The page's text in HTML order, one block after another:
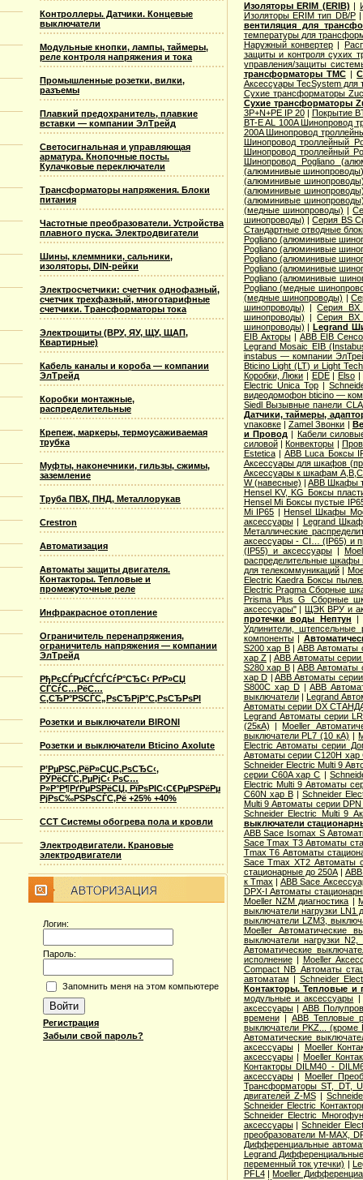
Контроллеры. Датчики. Концевые
выключатели
Модульные кнопки, лампы, таймеры,
реле контроля напряжения и тока
Промышленные розетки, вилки,
разъемы
Плавкий предохранитель, плавкие
вставки — компании ЭлТрейд
Светосигнальная и управляющая
арматура. Кнопочные посты.
Кулачковые переключатели
Трансформаторы напряжения. Блоки
питания
Частотные преобразователи. Устройства
плавного пуска. Электродвигатели
Шины, клеммники, сальники,
изоляторы, DIN-рейки
Электросчетчики: счетчик однофазный,
счетчик трехфазный, многотарифные
счетчики. Трансформаторы тока
Электрощиты (ВРУ, ЯУ, ЩУ, ЩАП,
Квартирные)
Кабель каналы и короба — компании
ЭлТрейд
Коробки монтажные,
распределительные
Крепеж, маркеры, термоусаживаемая
трубка
Муфты, наконечники, гильзы, сжимы,
заземление
Труба ПВХ, ПНД, Металлорукав
Crestron
Автоматизация
Автоматы защиты двигателя.
Контакторы. Тепловые и
промежуточные реле
Инфракрасное отопление
Ограничитель перенапряжения,
ограничитель напряжения — компании
ЭлТрейд
РђРєСЃРµСЃСЃСѓР°СЂС‹ РґР»СЏ
СЃСѓС…РёС…
С‚СЂР°РЅСЃС„РѕСЂРјР°С‚РѕСЂРѕРІ
Розетки и выключатели BIRONI
Розетки и выключатели Bticino Axolute
Р’РµРЅС‚РёР»СЏС‚РѕСЂС‹,
РЎРёСЃС‚РµРјС‹ РѕС…
Р»Р°Р¶РґРµРЅРёСЏ, РїРѕРІС‹С€РµРЅРёРµ
РјРѕС‰РЅРѕСЃС‚Рё +25% +40%
ССТ Системы обогрева пола и кровли
Электродвигатели. Крановые
электродвигатели
Логин:
Пароль:
Запомнить меня на этом компьютере
Регистрация
Забыли свой пароль?
Изоляторы ERIM (ERIB) |
Изоляторы ERIM тип DB/P
вентиляция для
температуры для
Наружный конвертер |
защиты и контроля сухих
управления/защиты
трансформаторы TMC|
Аксессуары TecSystem для
Сухие трансформаторы
Сухие трансформаторы
3P+N+PE IP 20| Покрытие
BT-E AL 100A Шинопровод
200A Шинопровод
Шинопровод троллейный
Шинопровод троллейный
Шинопровод Pogliano
(алюминивые
(алюминивые
(алюминивые
(алюминивые
(медные шинопроводы) |
шинопроводы) |Серия ВS
Стандартные отводные
Pogliano (алюминивые
Pogliano (алюминивые
Pogliano (алюминивые
Pogliano (алюминивые
Pogliano (алюминивые
Pogliano (медные
(медные шинопроводы) |
шинопроводы) |Серия ВХ
шинопроводы) |Серия ВХ
шинопроводы) | Legrand
EIB Акторы| ABB EIB
Legrand Mosaic ЕIB
instabus — компании
Bticino Light (LT) и Light
Коробки, Люки | EDE| Elso|
Electric Unica Top|
видеодомофон bticino —
Siedl Вызывные панели
Датчики, таймеры,
упаковке|Zamel Звонки |
и Провод | Кабели
силовой|Конвекторы |
Estetica| ABB Luca Боксы
Аксессуары для шкафов
Аксессуары к шкафам
W (навесные) |ABB Шкафы
Hensel KV, KG Боксы
Hensel Mi Боксы пустые
Mi IP65 |Hensel Шкафы
аксессуары| Legrand
Металлические
аксессуары - CI… (IP65) и
(IP55) и аксессуары|
распределительные
для телекоммуникаций|
Electric Kaedra Боксы
Electric Pragma Сборные
Prisma Plus G Сборные
аксессуары"|ЩЭК ВРУ и
протечки воды Нептун
Удлинители, штепсельные
компоненты|
S200 хар B| ABB Автоматы
хар Z| ABB Автоматы
S280 хар B| ABB Автоматы
хар D | ABB Автоматы
S800C хар D|ABB
выключатели| Legrand
Автоматы серии DX
Legrand Автоматы серии
(25кА) |Moeller
выключатели PL7 (10 кА) |
Electric Aвтоматы серии
Автоматы серии C120H хар
Schneider Electric Multi 9
серии C60A хар C |
Electric Multi 9 Автоматы
C60N хар B| Schneider
Multi 9 Автоматы серии
Schneider Electric Multi 9
выключатели
ABB Sace Isomax S
Sace Tmax T3 Автоматы
Tmax T6 Автоматы
Sace Tmax XT2 Автоматы
стационарные до 250А|
к Tmax | ABB Sace
DPX-I Автоматы
Moeller NZM диагностика |
выключатели нагрузки LN1
выключатели LZM3,
Moeller Автоматические
выключатели нагрузки
Автоматические
исполнение| Moeller
Compact NB Автоматы
автоматам | Schneider
Контакторы. Тепловые и
модульные и аксессуары
аксессуары|ABB
времени| ABB Тепловые
выключатели PKZ... (кроме
Автоматические
аксессуары| Moeller
аксессуары|Moeller
Контакторы DILM40 -
аксессуары|Moeller
Трансформаторы ST, DT,
двигателей Z-MS|
Schneider Electric
Schneider Electric
аксессуары|Schneider
преобразователи M-MAX,
Дифференциальные
Legrand
переменный ток утечки) |
PFL4|Moeller